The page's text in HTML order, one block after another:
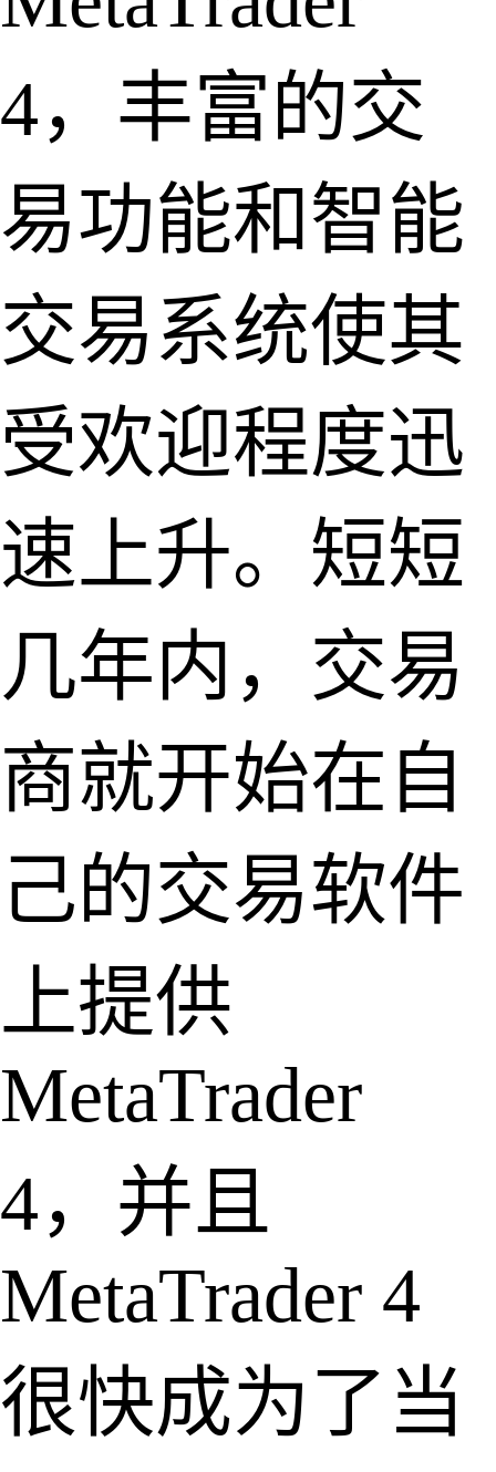
4，丰富的交
易功能和智能
交易系统使其
受欢迎程度迅
速上升。短短
几年内，交易
商就开始在自
己的交易软件
上提供
MetaTrader
4，并且
MetaTrader 4
很快成为了当